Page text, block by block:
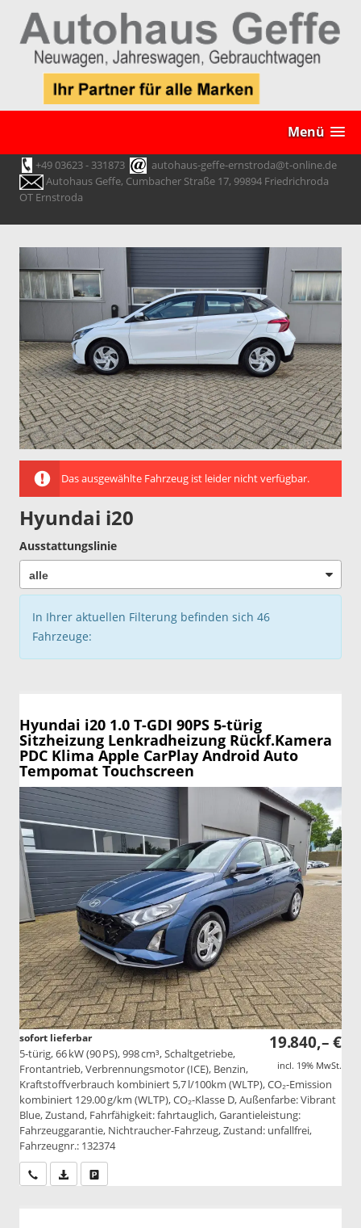
Menü
+49 03623 - 331873
autohaus-geffe-ernstroda@t-online.de
Autohaus Geffe, Cumbacher Straße 17, 99894 Friedrichroda
OT Ernstroda
Das ausgewählte Fahrzeug ist leider nicht verfügbar.
Hyundai i20
Ausstattungslinie
In Ihrer aktuellen Filterung befinden sich 46
Fahrzeuge:
Hyundai i20 1.0 T-GDI 90PS 5-türig
Sitzheizung Lenkradheizung Rückf.Kamera
PDC Klima Apple CarPlay Android Auto
Tempomat Touchscreen
19.840,– €
incl. 19% MwSt.
sofort lieferbar
5-türig, 66 kW (90 PS), 998 cm³, Schaltgetriebe,
Frontantrieb, Verbrennungsmotor (ICE), Benzin,
Kraftstoffverbrauch kombiniert 5,7 l/100km (WLTP), CO₂-Emission
kombiniert 129.00 g/km (WLTP), CO₂-Klasse D, Außenfarbe: Vibrant
Blue, Zustand, Fahrfähigkeit: fahrtauglich, Garantieleistung:
Fahrzeuggarantie, Nichtraucher-Fahrzeug, Zustand: unfallfrei,
Fahrzeugnr.: 132374
Wir rufen Sie anPDF-Datei, Fahrzeugexposé drucken